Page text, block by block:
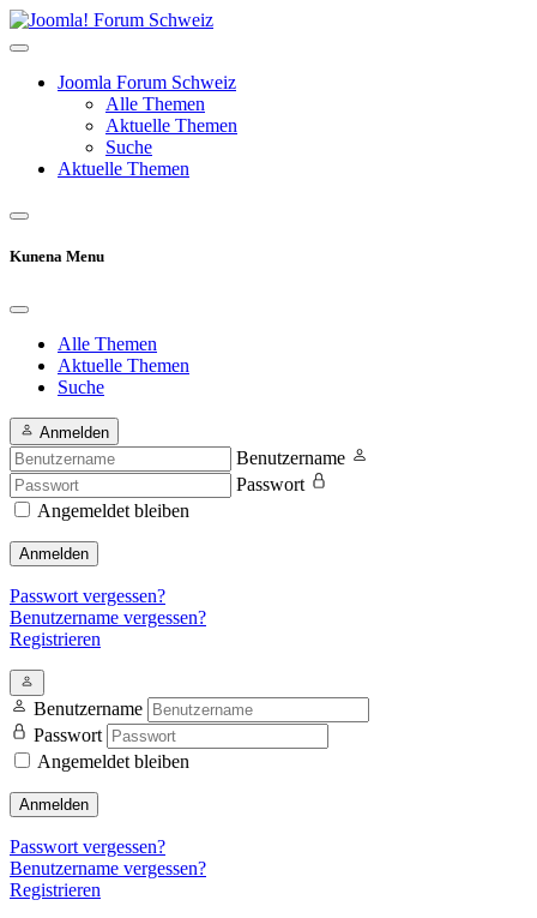
Joomla Forum Schweiz
Alle Themen
Aktuelle Themen
Suche
Aktuelle Themen
Kunena Menu
Alle Themen
Aktuelle Themen
Suche
Anmelden
Benutzername
Passwort
Angemeldet bleiben
Anmelden
Passwort vergessen?
Benutzername vergessen?
Registrieren
Benutzername
Passwort
Angemeldet bleiben
Anmelden
Passwort vergessen?
Benutzername vergessen?
Registrieren